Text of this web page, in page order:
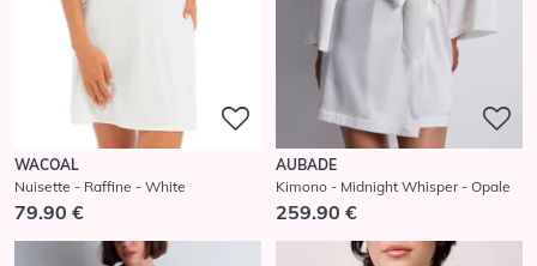
WACOAL
Nuisette - Raffine - White
79.90 €
AUBADE
Kimono - Midnight Whisper - Opale
259.90 €